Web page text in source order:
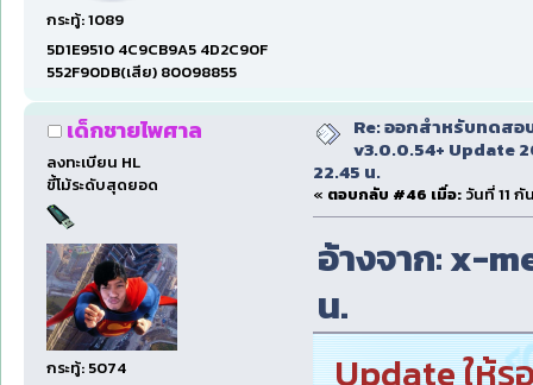
กระทู้: 1089
5D1E9510 4C9CB9A5 4D2C90F
552F90DB(เสีย) 80098855
เด็กชายไพศาล
ลงทะเบียน HL
ขี้โม้ระดับสุดยอด
กระทู้: 5074
Re: ออกสำหรับทดสอ
v3.0.0.54+ Update
22.45 น.
« ตอบกลับ #46 เมื่อ: วันที่ 11
อ้างจาก: x-
น.
Update ให้